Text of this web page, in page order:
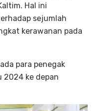
Hal ini
sejumlah
kerawanan pada
para penegak
2024 ke depan